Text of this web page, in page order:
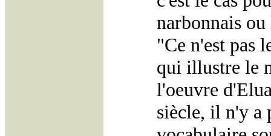
narbonnais
"Ce n'est pas
qui illustre le
l'oeuvre
siècle, il n'y a